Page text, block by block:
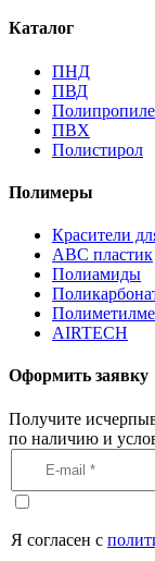
Каталог
ПНД
ПВД
ПВХ
Полистирол
Полимеры
Красители
АВС пластик
Полиамиды
AIRTECH
Оформить заявку
Получите
по наличию и
Я согласен с